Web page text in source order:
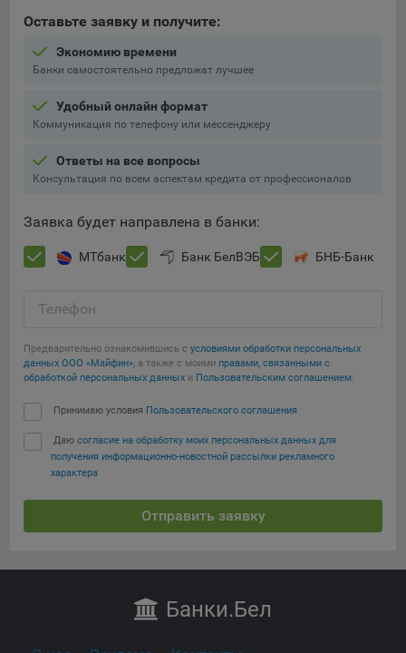
Оставьте заявку и получите:
Экономию времени
Банки самостоятельно предложат лучшее
Удобный онлайн формат
Коммуникация по телефону или мессенджеру
Ответы на все вопросы
Консультация по всем аспектам кредита от профессионалов
Заявка будет направлена в банки:
МТбанк Банк БелВЭБ БНБ-Банк
Телефон
Предварительно ознакомившись с условиями обработки персональных
данных ООО «Майфин», а также с моими правами, связанными с
обработкой персональных данных и Пользовательским соглашением:
Принимаю условия Пользовательского соглашения
Даю согласие на обработку моих персональных данных для
получения информационно-новостной рассылки рекламного
характера
Отправить заявку
Банки.Бел